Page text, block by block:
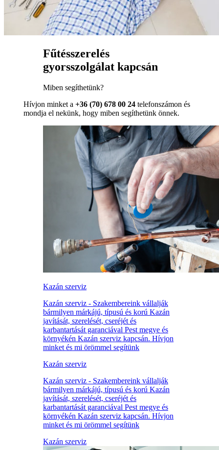
Fűtésszerelés
gyorsszolgálat kapcsán
Miben segíthetünk?
Hívjon minket a +36 (70) 678 00 24 telefonszámon és
mondja el nekünk, hogy miben segíthetünk önnek.
Kazán szerviz
Kazán szerviz - Szakembereink vállalják
bármilyen márkájú, típusú és korú Kazán
javítását, szerelését, cseréjét és
karbantartását garanciával Pest megye és
környékén Kazán szerviz kapcsán. Hívjon
minket és mi örömmel segítünk
Kazán szerviz
Kazán szerviz - Szakembereink vállalják
bármilyen márkájú, típusú és korú Kazán
javítását, szerelését, cseréjét és
karbantartását garanciával Pest megye és
környékén Kazán szerviz kapcsán. Hívjon
minket és mi örömmel segítünk
Kazán szerviz